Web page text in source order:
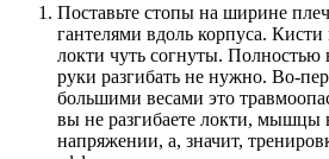
Поставьте стопы на ширине
гантелями вдоль корпуса. Кисти
локти чуть согнуты. Полностью
руки разгибать не нужно. Во-
большими весами это
вы не разгибаете локти, мышцы
напряжении, а, значит,